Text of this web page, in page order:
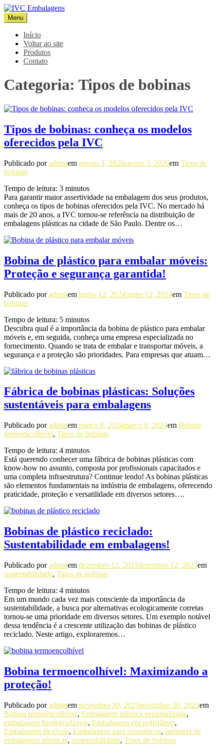
Pular
para
o
conteúdo
IVC Embalagens
Blog IVC
Menu
Início
Voltar ao site
Produtos
Contato
Categoria: Tipos de bobinas
Tipos de bobinas: conheça os modelos
oferecidos pela IVC
Publicado poradminem agosto 3, 2026agosto 3, 2026em Tipos de
bobinas
Tempo de leitura: 3 minutos
Para garantir maior assertividade na embalagem dos seus produtos,
conheça os tipos de bobinas oferecidos pela IVC. No mercado há
mais de 20 anos, a IVC tornou-se referência na distribuição de
embalagens plásticas na cidade de São Paulo. Dentre os…
Bobina de plástico para embalar móveis:
Proteção e segurança garantida!
Publicado poradminem junho 12, 2024junho 12, 2024em Tipos de
bobinas
Tempo de leitura: 5 minutos
Descubra qual é a importância da bobina de plástico para embalar
móveis e, em seguida, conheça uma empresa especializada no
fornecimento. Quando se trata de embalar e transportar móveis, a
segurança e a proteção são prioridades. Para empresas que atuam…
Fábrica de bobinas plásticas: Soluções
sustentáveis para embalagens
Publicado poradminem março 8, 2024março 8, 2024em Bobina
termoencolhível, Tipos de bobinas
Tempo de leitura: 4 minutos
Está querendo conhecer uma fábrica de bobinas plásticas com
know-how no assunto, composta por profissionais capacitados e
uma completa infraestrutura? Continue lendo! As bobinas plásticas
são elementos fundamentais na indústria de embalagens, oferecendo
praticidade, proteção e versatilidade em diversos setores….
Bobinas de plástico reciclado:
Sustentabilidade em embalagens!
Publicado poradminem dezembro 12, 2023dezembro 12, 2023em
sustentabilidade, Tipos de bobinas
Tempo de leitura: 4 minutos
Em um mundo cada vez mais consciente da importância da
sustentabilidade, a busca por alternativas ecologicamente corretas
tornou-se uma prioridade em diversos setores. Um exemplo notável
dessa tendência é a crescente utilização das bobinas de plástico
reciclado. Neste artigo, exploraremos…
Bobina termoencolhível: Maximizando a
proteção!
Publicado poradminem novembro 30, 2023novembro 30, 2023em
Bobina termoencolhível, Embalagem plástica personalizada,
embalagens biodegradáveis, Embalagens em polietileno,
Embalagens flexíveis, Embalagens para cosméticos, Indústria de
embalagens plásticas, sustentabilidade, Tipos de bobinas